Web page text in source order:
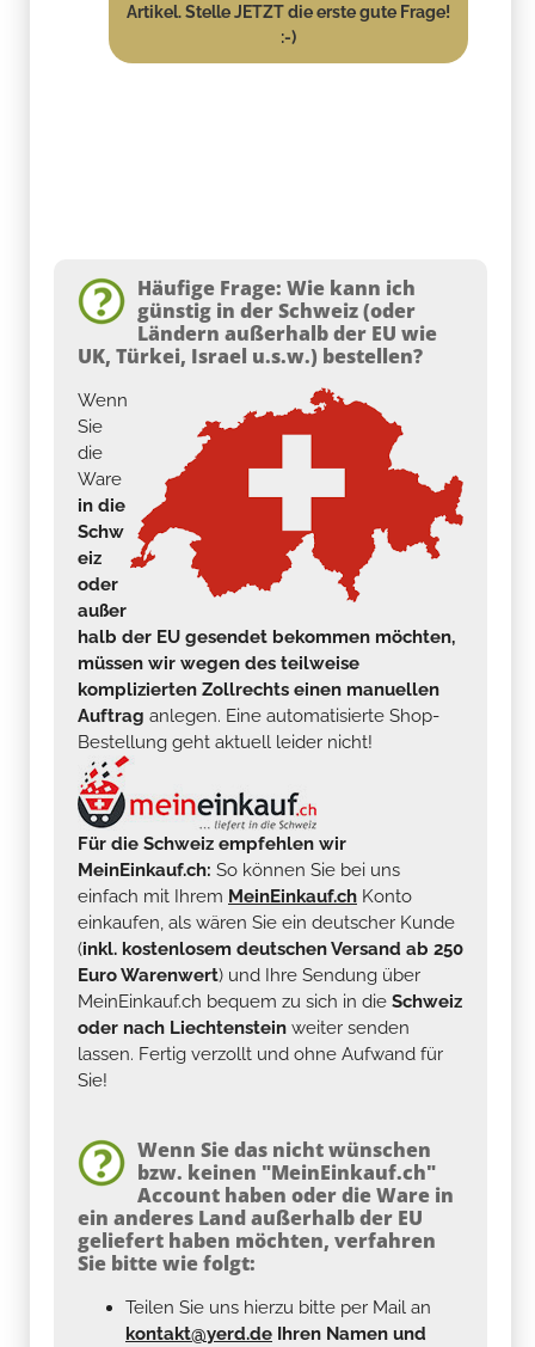
Artikel. Stelle JETZT die erste gute Frage!
:-)
Häufige Frage: Wie kann ich
günstig in der Schweiz (oder
Ländern außerhalb der EU wie
UK, Türkei, Israel u.s.w.) bestellen?
Wenn
Sie
die
Ware
in die
Schw
eiz
oder
außer
halb der EU gesendet bekommen möchten,
müssen wir wegen des teilweise
komplizierten Zollrechts einen manuellen
Auftrag anlegen. Eine automatisierte Shop-
Bestellung geht aktuell leider nicht!
Für die Schweiz empfehlen wir
MeinEinkauf.ch: So können Sie bei uns
einfach mit Ihrem MeinEinkauf.ch Konto
einkaufen, als wären Sie ein deutscher Kunde
(inkl. kostenlosem deutschen Versand ab 250
Euro Warenwert) und Ihre Sendung über
MeinEinkauf.ch bequem zu sich in die Schweiz
oder nach Liechtenstein weiter senden
lassen. Fertig verzollt und ohne Aufwand für
Sie!
Wenn Sie das nicht wünschen
bzw. keinen "MeinEinkauf.ch"
Account haben oder die Ware in
ein anderes Land außerhalb der EU
geliefert haben möchten, verfahren
Sie bitte wie folgt:
Teilen Sie uns hierzu bitte per Mail an
kontakt@yerd.de Ihren Namen und